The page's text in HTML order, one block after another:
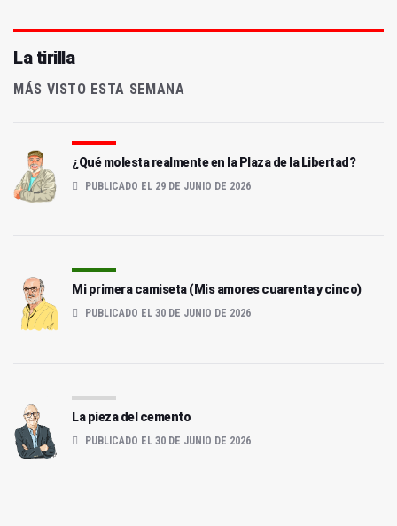
La tirilla
MÁS VISTO ESTA SEMANA
¿Qué molesta realmente en la Plaza de la Libertad?
PUBLICADO EL 29 DE JUNIO DE 2026
Mi primera camiseta (Mis amores cuarenta y cinco)
PUBLICADO EL 30 DE JUNIO DE 2026
La pieza del cemento
PUBLICADO EL 30 DE JUNIO DE 2026